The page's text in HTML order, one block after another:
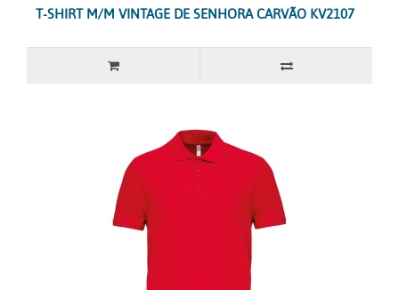
T-SHIRT M/M VINTAGE DE SENHORA CARVÃO KV2107